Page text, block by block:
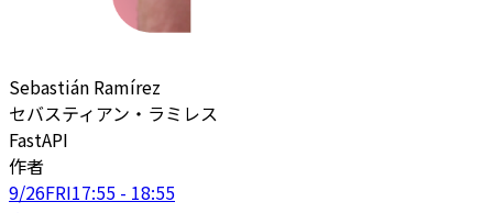
Sebastián Ramírez
セバスティアン・ラミレス
FastAPI
作者
9/26FRI17:55 - 18:55